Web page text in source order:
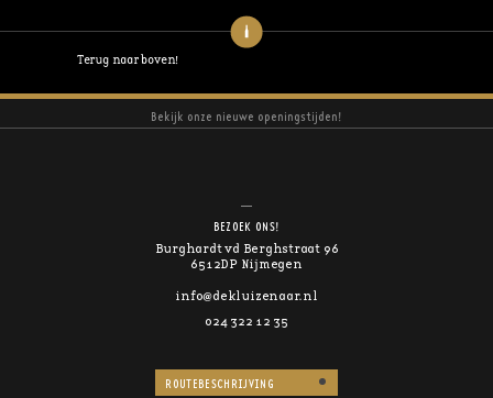
Terug naar boven!
Bekijk onze nieuwe openingstijden!
BEZOEK ONS!
Burghardt vd Berghstraat 96
6512DP Nijmegen
info@dekluizenaar.nl
024 322 12 35
ROUTEBESCHRIJVING